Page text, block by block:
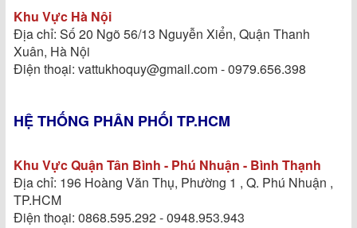
Khu Vực Hà Nội
Địa chỉ: Số 20 Ngõ 56/13 Nguyễn Xiển, Quận Thanh
Xuân, Hà Nội
Điện thoại: vattukhoquy@gmail.com - 0979.656.398
HỆ THỐNG PHÂN PHỐI TP.HCM
Khu Vực Quận Tân Bình - Phú Nhuận - Bình Thạnh
Địa chỉ: 196 Hoàng Văn Thụ, Phường 1 , Q. Phú Nhuận ,
TP.HCM
Điện thoại: 0868.595.292 - 0948.953.943